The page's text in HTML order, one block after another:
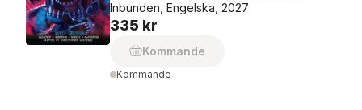
Inbunden, Engelska, 2027
335 kr
Kommande
Kommande